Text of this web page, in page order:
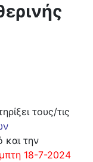
τους/τις
και την
18-7-2024